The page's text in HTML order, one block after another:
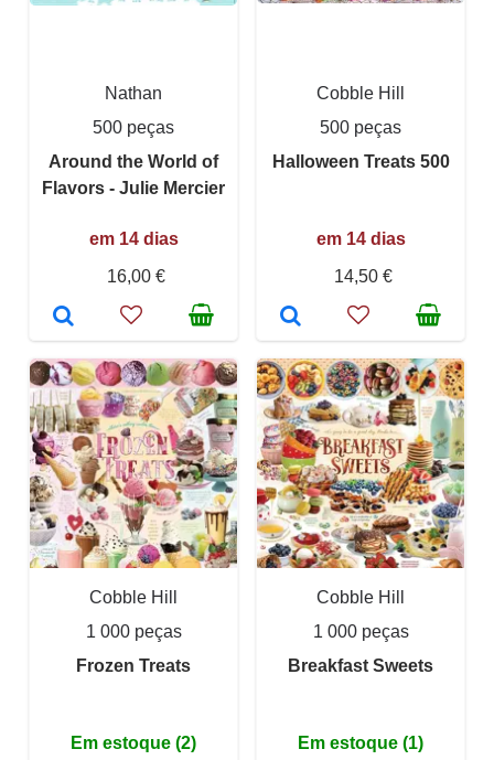
Nathan
500 peças
Around the World of
Flavors - Julie Mercier
em 14 dias
16,00 €
Cobble Hill
500 peças
Halloween Treats 500
em 14 dias
14,50 €
Cobble Hill
1 000 peças
Frozen Treats
Em estoque (2)
Cobble Hill
1 000 peças
Breakfast Sweets
Em estoque (1)